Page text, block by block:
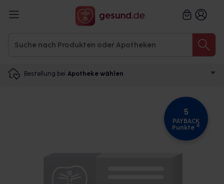
Bestellung bei Apotheke wählen
5
PAYBACK
Punkte 4